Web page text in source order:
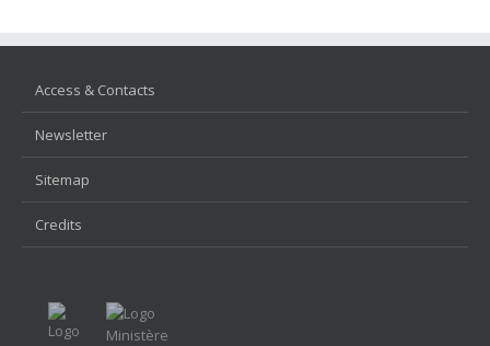
Access & Contacts
Newsletter
Sitemap
Credits